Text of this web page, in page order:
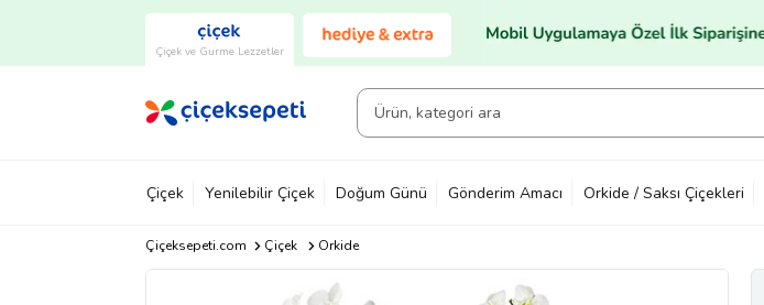
Çiçek ve Gurme Lezzetler
Çiçek Yenilebilir Çiçek Doğum Günü Gönderim Amacı Orkide / Saksı Çiçekleri
Çiçeksepeti.com Çiçek Orkide